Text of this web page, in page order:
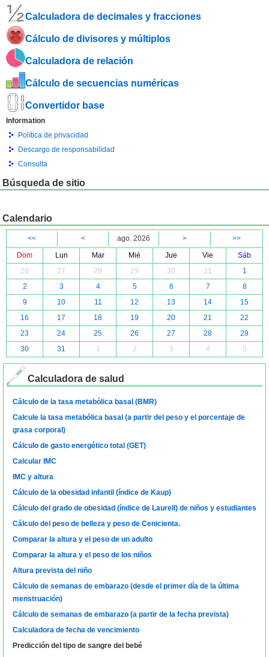
Calculadora de decimales y fracciones
Cálculo de divisores y múltiplos
Calculadora de relación
Cálculo de secuencias numéricas
Convertidor base
Information
Política de privacidad
Descargo de responsabilidad
Consulta
Búsqueda de sitio
Calendario
<< < ago. 2026 >
>>
Dom
Lun Mar Mié Jue Vie
Sáb
26
27 28 29 30 31
1
2
3 4 5 6 7
8
9
10 11 12 13 14
15
16
17 18 19 20 21
22
23
24 25 26 27 28
29
30
31 1 2 3 4 5
Calculadora de salud
Cálculo de la tasa metabólica basal (BMR)
Calcule la tasa metabólica basal (a partir del peso y el porcentaje de
grasa corporal)
Cálculo de gasto energético total (GET)
Calcular IMC
IMC y altura
Cálculo de la obesidad infantil (índice de Kaup)
Cálculo del grado de obesidad (índice de Laurell) de niños y estudiantes
Cálculo del peso de belleza y peso de Cenicienta.
Comparar la altura y el peso de un adulto
Comparar la altura y el peso de los niños
Altura prevista del niño
Cálculo de semanas de embarazo (desde el primer día de la última
menstruación)
Cálculo de semanas de embarazo (a partir de la fecha prevista)
Calculadora de fecha de vencimiento
Predicción del tipo de sangre del bebé